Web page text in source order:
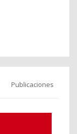
Publicaciones